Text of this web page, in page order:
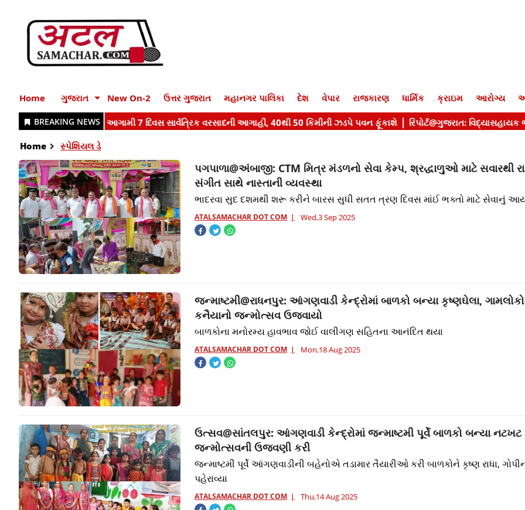
Home ગુજરાત New On-2 ઉત્તર ગુજરાત મહાનગર પાલિકા દેશ વેપાર રાજકારણ ધાર્મિક ક્રાઇમ આરોગ્ય
Home સ્પેશિયલ ડે
પગપાળા@અંબાજી: CTM મિત્ર મંડળનો સેવા કેમ્પ, શ્રદ્ધાળુઓ માટે સવારથી
સંગીત સાથે નાસ્તાની વ્યવસ્થા
ભાદરવા સુદ દશમથી શરૂ કરીને બારસ સુધી સતત ત્રણ દિવસ માંઈ ભક્તો માટે સેવાનું
ATALSAMACHAR DOT COM Wed,3 Sep 2025
જન્માષ્ટમી@રાધનપુર: આંગણવાડી કેન્દ્રોમાં બાળકો બન્યા કૃષ્ણઘેલા,
કનૈયાનો જન્મોત્સવ ઉજવાયો
બાળકોના મનોરમ્ય હાવભાવ જોઈ વાલીગણ સહિતના આનંદિત થયા
ATALSAMACHAR DOT COM Mon,18 Aug 2025
ઉત્સવ@સાંતલપુર: આંગણવાડી કેન્દ્રોમાં જન્માષ્ટમી પૂર્વે બાળકો બન્યા નટખટ
જન્મોત્સવની ઉજવણી કરી
જન્માષ્ટમી પૂર્વે આંગણવાડીની બહેનોએ તડામાર તૈયારીઓ કરી બાળકોને કૃષ્ણ રાધા,
પહેરાવ્યા
ATALSAMACHAR DOT COM Thu,14 Aug 2025